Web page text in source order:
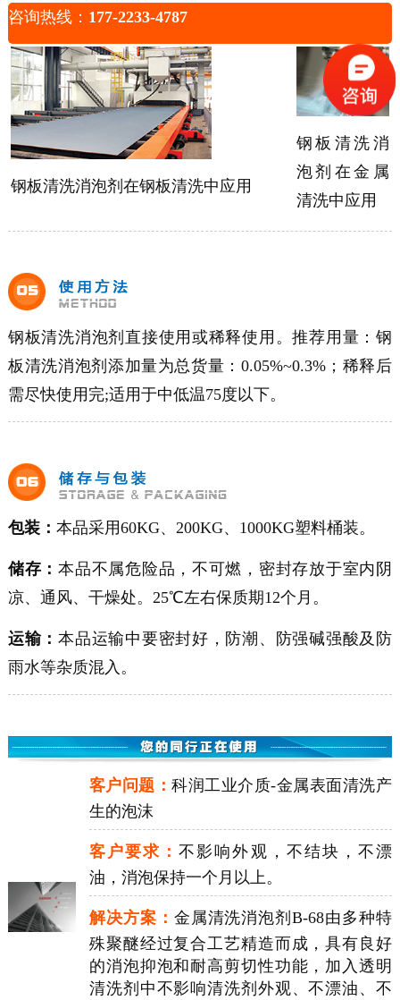
咨询热线： 177-2233-4787
钢板清洗消泡剂在钢板清洗中应用
钢板清洗消
泡剂在金属
清洗中应用
钢板清洗消泡剂直接使用或稀释使用。推荐用量：钢
板清洗消泡剂添加量为总货量：0.05%~0.3% ；稀释后
需尽快使用完;适用于中低温75度以下。
包装： 本品采用60KG、200KG、1000KG塑料桶装。
储存：本品不属危险品，不可燃，密封存放于室内阴
凉、通风、干燥处。25℃左右保质期12个月。
运输：本品运输中要密封好，防潮、防强碱强酸及防
雨水等杂质混入。
客户问题：科润工业介质-金属表面清洗产
生的泡沫
客户要求：不影响外观，不结块，不漂
油，消泡保持一个月以上。
解决方案： 金属清洗消泡剂B-68由多种特
殊聚醚经过复合工艺精造而成，具有良好
的消泡抑泡和耐高剪切性功能，加入透明
清洗剂中不影响清洗剂外观、不漂油、不